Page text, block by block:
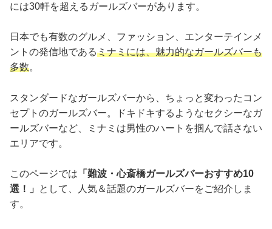
には30軒を超えるガールズバーがあります。
日本でも有数のグルメ、ファッション、エンターテインメ
ントの発信地であるミナミには、魅力的なガールズバーも
多数。
スタンダードなガールズバーから、ちょっと変わったコン
セプトのガールズバー。ドキドキするようなセクシーなガ
ールズバーなど、ミナミは男性のハートを掴んで話さない
エリアです。
このページでは 「難波・心斎橋ガールズバーおすすめ10
選！」
として、人気＆話題のガールズバーをご紹介しま
す。